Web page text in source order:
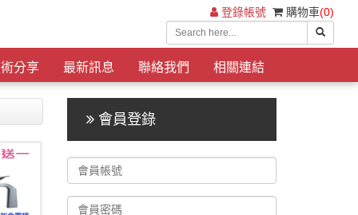
購物車(0)
登錄帳號
分享 最新訊息 聯絡我們 相關連結
會員登錄